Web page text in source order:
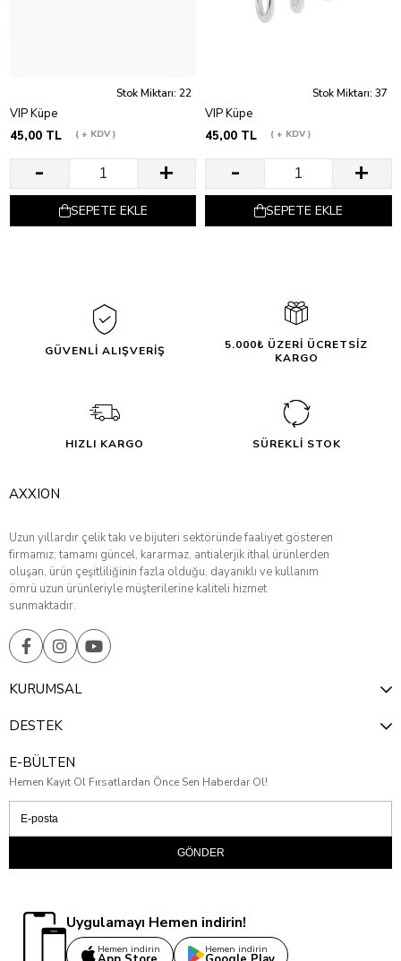
Stok Miktarı: 22
VIP Küpe
45,00 TL
+ KDV
SEPETE EKLE
Stok Miktarı: 37
VIP Küpe
45,00 TL
+ KDV
SEPETE EKLE
GÜVENLİ ALIŞVERİŞ
5.000₺ ÜZERİ ÜCRETSİZ
KARGO
HIZLI KARGO SÜREKLİ STOK
AXXION
Uzun yıllardır çelik takı ve bijuteri sektöründe faaliyet gösteren
firmamız; tamamı güncel, kararmaz, antialerjik ithal ürünlerden
oluşan, ürün çeşitliliğinin fazla olduğu, dayanıklı ve kullanım
ömrü uzun ürünleriyle müşterilerine kaliteli hizmet
sunmaktadır.
KURUMSAL
DESTEK
E-BÜLTEN
Hemen Kayıt Ol Fırsatlardan Önce Sen Haberdar Ol!
GÖNDER
Uygulamayı Hemen indirin!
Hemen indirin Hemen indirin